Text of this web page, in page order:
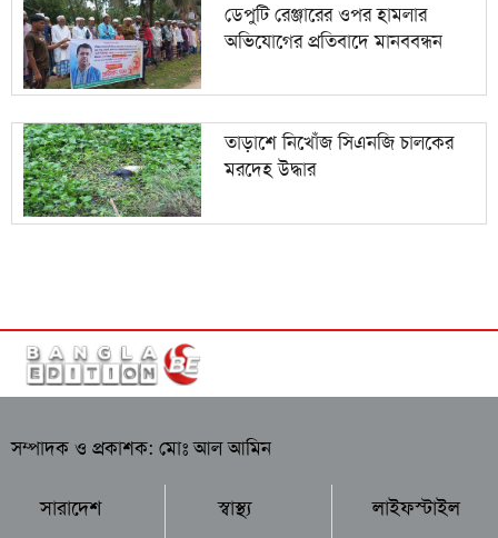
ডেপুটি রেঞ্জারের ওপর হামলার
অভিযোগের প্রতিবাদে মানববন্ধন
তাড়াশে নিখোঁজ সিএনজি চালকের
মরদেহ উদ্ধার
সম্পাদক ও প্রকাশক: মোঃ আল আমিন
সারাদেশ স্বাস্থ্য লাইফস্টাইল